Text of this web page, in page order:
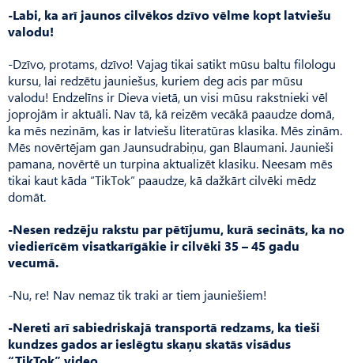
-Labi, ka arī jaunos cilvēkos dzīvo vēlme kopt latviešu
valodu!
-Dzīvo, protams, dzīvo! Va­jag tikai satikt mūsu baltu filologu
kursu, lai redzētu jauniešus, kuriem deg acis par mūsu
valodu! Endzelīns ir Dieva vietā, un visi mūsu rakstnieki vēl
joprojām ir aktuāli. Nav tā, kā reizēm vecākā paaudze domā,
ka mēs nezinām, kas ir latviešu literatūras klasika. Mēs zinām.
Mēs novērtējam gan Jaunsudra­biņu, gan Blaumani. Jaunieši
pamana, novērtē un turpina aktualizēt klasiku. Neesam mēs
tikai kaut kāda “TikTok” paaudze, kā dažkārt cilvēki mēdz
domāt.
-Nesen redzēju rakstu par pētījumu, kurā secināts, ka no
viedierīcēm visatkarīgākie ir cilvēki 35 – 45 gadu
vecumā.
-Nu, re! Nav nemaz tik traki ar tiem jauniešiem!
-Nereti arī sabiedriskajā transportā redzams, ka tieši
kundzes gados ar ieslēgtu skaņu skatās visādus